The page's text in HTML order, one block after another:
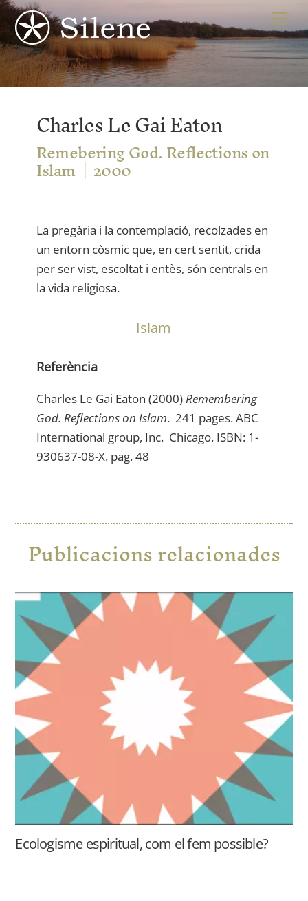
Skip
to
content
Charles Le Gai Eaton
Remebering God. Reflections on
Islam 2000
La pregària i la contemplació, recolzades en
un entorn còsmic que, en cert sentit, crida
per ser vist, escoltat i entès, són centrals en
la vida religiosa.
Islam
Referència
Charles Le Gai Eaton (2000)Remembering
God. Reflections on Islam. 241 pages. ABC
International group, Inc. Chicago. ISBN: 1-
930637-08-X. pag. 48
Publicacions relacionades
Ecologisme espiritual, com el fem possible?